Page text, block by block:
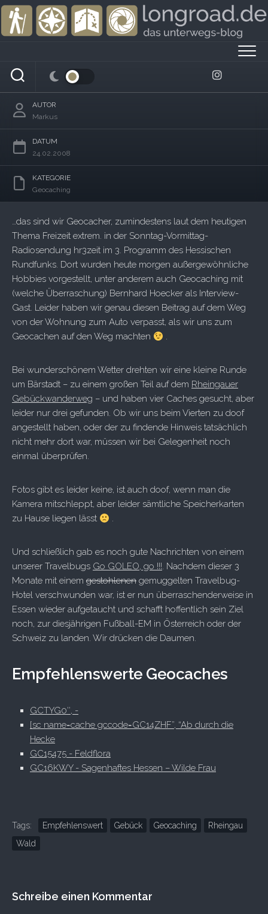
Skip
content
Außergewöhnlich, Verrückt oder Extrem…
AUTOR
Markus
DATUM
24.02.2008
KATEGORIE
Geocaching
…das sind wir Geocacher, zumindestens laut dem heutigen
Thema Freizeit extrem. in der Sonntag-Vormittag-
Radiosendung hr3zeit im 3. Programm des Hessischen
Rundfunks. Dort wurden heute morgen außergewöhnliche
Hobbies vorgestellt, unter anderem auch Geocaching mit
(welche Überraschung) Bernhard Hoecker als Interview-
Gast. Leider haben wir genau diesen Beitrag auf dem Weg
von der Wohnung zum Auto verpasst, als wir uns zum
Geocachen auf den Weg machten
.
Bei wunderschönem Wetter drehten wir eine kleine Runde
um Bärstadt – zu einem großen Teil auf dem Rheingauer
Gebückwanderweg – und haben vier Caches gesucht, aber
leider nur drei gefunden. Ob wir uns beim Vierten zu doof
angestellt haben, oder der zu findende Hinweis tatsächlich
nicht mehr dort war, müssen wir bei Gelegenheit noch
einmal überprüfen.
Fotos gibt es leider keine, ist auch doof, wenn man die
Kamera mitschleppt, aber leider sämtliche Speicherkarten
zu Hause liegen lässt
.
Und schließlich gab es noch gute Nachrichten von einem
unserer Travelbugs Go GOLEO, go !!!. Nachdem dieser 3
Monate mit einem gestohlenen gemuggelten Travelbug-
Hotel verschwunden war, ist er nun überraschenderweise in
Essen wieder aufgetaucht und schafft hoffentlich sein Ziel
noch, zur diesjährigen Fußball-EM in Österreich oder der
Schweiz zu landen. Wir drücken die Daumen.
Empfehlenswerte Geocaches
GCTYG0″, -
[sc name=cache gccode=GC14ZHF”, “Ab durch die
Hecke
GC15475 - Feldflora
GC16KWY - Sagenhaftes Hessen – Wilde Frau
Tags: Empfehlenswert Gebück Geocaching
Rheingau
Wald
Schreibe einen Kommentar